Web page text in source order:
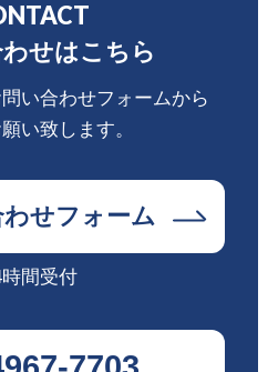
せはこちら
い合わせフォームから
い致します。
せフォーム
間受付